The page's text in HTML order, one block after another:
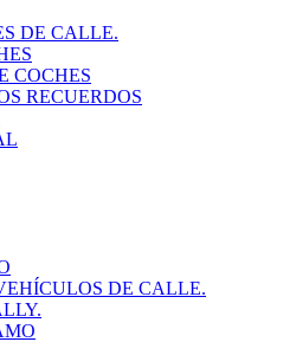
DE CALLE.
COCHES
RECUERDOS
DE CALLE.